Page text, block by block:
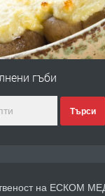
№4120 Магазин/
градската градина!
гъби
Търси
на ЕСКОМ